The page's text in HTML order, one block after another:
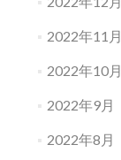
2022年11月
2022年10月
2022年9月
2022年8月